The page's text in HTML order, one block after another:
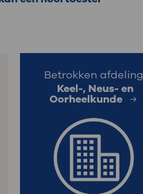
Inloggen MijnOLVG
Betrokken afdeling
Keel-, Neus- en
Oorheelkunde